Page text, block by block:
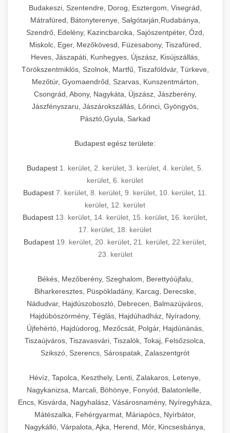
Budakeszi, Szentendre, Dorog, Esztergom, Visegrád,
Mátrafüred, Bátonyterenye, Salgótarján,Rudabánya,
Szendrő, Edelény, Kazincbarcika, Sajószentpéter, Ózd,
Miskolc, Eger, Mezőkövesd, Füzesabony, Tiszafüred,
Heves, Jászapáti, Kunhegyes, Újszász, Kisújszállás,
Törökszentmiklós, Szolnok, Martfű, Tiszaföldvár, Túrkeve,
Mezőtúr, Gyomaendrőd, Szarvas, Kunszentmárton,
Csongrád, Abony, Nagykáta, Újszász, Jászberény,
Jászfényszaru, Jászárokszállás, Lőrinci, Gyöngyös,
Pásztó,Gyula, Sarkad
Budapest egész területe:
Budapest 1. kerület 2. kerület 3. kerület 4. kerület 5.
kerület 6. kerület
Budapest 7. kerület, 8. kerület, 9. kerület, 10. kerület, 11.
kerület 12. kerület
Budapest 13. kerület 14. kerület 15. kerület 16. kerület
17. kerület 18. kerület
Budapest 19. kerület 20. kerület 21. kerület 22.kerület
23. kerület
Békés, Mezőberény, Szeghalom, Berettyóújfalu,
Biharkeresztes, Püspökladány, Karcag, Derecske,
Nádudvar, Hajdúszoboszló, Debrecen, Balmazújváros,
Hajdúböszörmény, Téglás, Hajdúhadház, Nyíradony,
Újfehértó, Hajdúdorog, Mezőcsát, Polgár, Hajdúnánás,
Tiszaújváros, Tiszavasvári, Tiszalök, Tokaj, Felsőzsolca,
Szikszó, Szerencs, Sárospatak, Zalaszentgrót
Hévíz, Tapolca, Keszthely, Lenti, Zalakaros, Letenye,
Nagykanizsa, Marcali, Böhönye, Fonyód, Balatonlelle,
Encs, Kisvárda, Nagyhalász, Vásárosnamény, Nyíregyháza,
Mátészalka, Fehérgyarmat, Máriapócs, Nyírbátor,
Nagykálló, Várpalota, Ajka, Herend, Mór, Kincsesbánya,